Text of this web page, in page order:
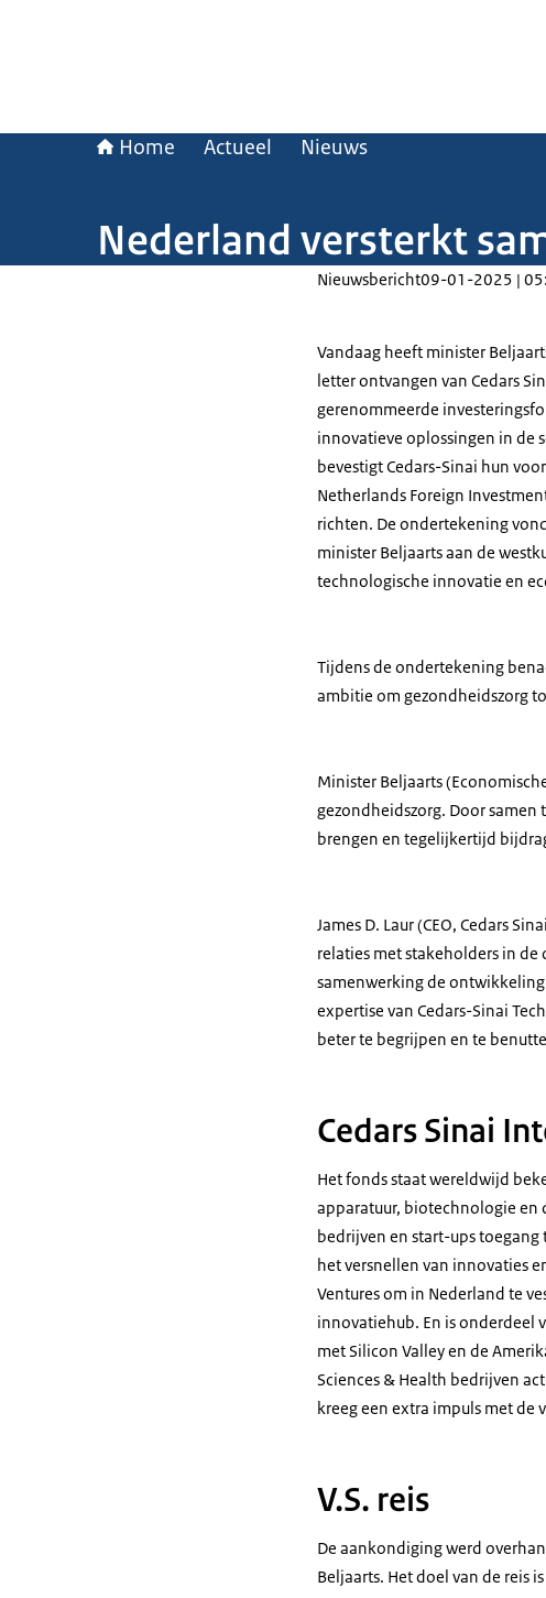
Home Actueel Nieuws
Nederland versterkt
Nieuwsbericht09-01-2025 |
Vandaag heeft minister
letter ontvangen van Cedars
gerenommeerde
innovatieve oplossingen in de
bevestigt Cedars-Sinai hun
Netherlands Foreign
richten. De ondertekening
minister Beljaarts aan de
technologische innovatie en
Tijdens de ondertekening
ambitie om gezondheidszorg
Minister Beljaarts
gezondheidszorg. Door
brengen en tegelijkertijd
James D. Laur (CEO, Cedars
relaties met stakeholders in de
samenwerking de
expertise van Cedars-Sinai
beter te begrijpen en te
Cedars Sinai
Het fonds staat wereldwijd
apparatuur, biotechnologie en
bedrijven en start-ups
het versnellen van innovaties
Ventures om in Nederland te
innovatiehub. En is onderdeel
met Silicon Valley en de
Sciences & Health bedrijven
kreeg een extra impuls met de
V.S. reis
De aankondiging werd
Beljaarts. Het doel van de reis